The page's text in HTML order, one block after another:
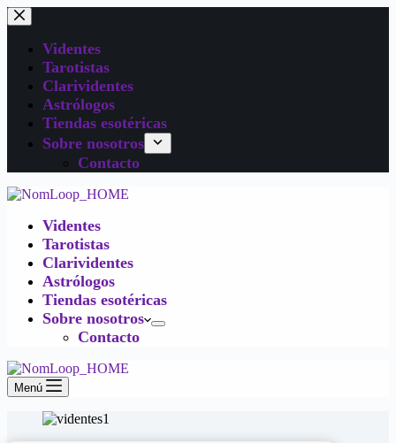
Videntes
Tarotistas
Clarividentes
Astrólogos
Tiendas esotéricas
Sobre nosotros
Contacto
Videntes
Tarotistas
Clarividentes
Astrólogos
Tiendas esotéricas
Sobre nosotros
Contacto
Menú